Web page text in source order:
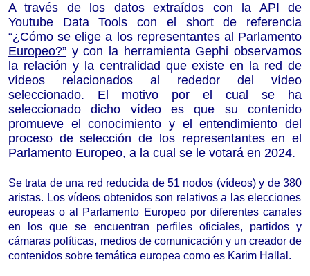
A través de los datos extraídos con la API de
Youtube Data Tools con el short de referencia
“¿Cómo se elige a los representantes al Parlamento
Europeo?” y con la herramienta Gephi observamos
la relación y la centralidad que existe en la red de
vídeos relacionados al rededor del vídeo
seleccionado. El motivo por el cual se ha
seleccionado dicho vídeo es que su contenido
promueve el conocimiento y el entendimiento del
proceso de selección de los representantes en el
Parlamento Europeo, a la cual se le votará en 2024.
Se trata de una red reducida de 51 nodos (vídeos) y de 380
aristas. Los vídeos obtenidos son relativos a las elecciones
europeas o al Parlamento Europeo por diferentes canales
en los que se encuentran perfiles oficiales, partidos y
cámaras políticas, medios de comunicación y un creador de
contenidos sobre temática europea como es Karim Hallal.